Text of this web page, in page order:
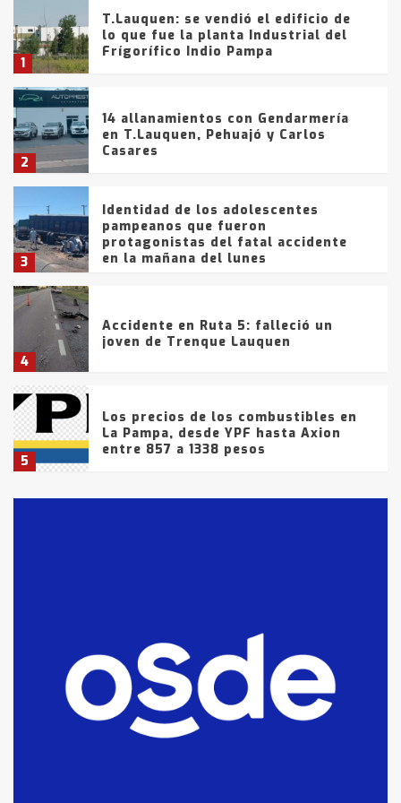
1
T.Lauquen: se vendió el edificio de
lo que fue la planta Industrial del
Frígorífico Indio Pampa
2
14 allanamientos con Gendarmería
en T.Lauquen, Pehuajó y Carlos
Casares
3
Identidad de los adolescentes
pampeanos que fueron
protagonistas del fatal accidente
en la mañana del lunes
4
Accidente en Ruta 5: falleció un
joven de Trenque Lauquen
5
Los precios de los combustibles en
La Pampa, desde YPF hasta Axion
entre 857 a 1338 pesos
fueron detenidos por
comercialización de drogas en la
tarde del sábado
T.Lauquen: se vendió el edificio de
lo que fue la planta Industrial del